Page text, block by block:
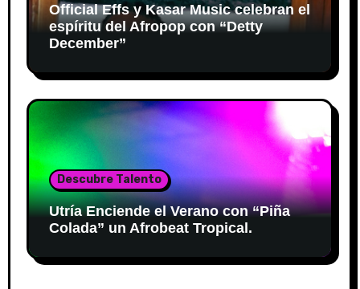
Official Effs y Kasar Music celebran el
espíritu del Afropop con “Detty
December”
Descubre Talento
Utría Enciende el Verano con “Piña
Colada” un Afrobeat Tropical.